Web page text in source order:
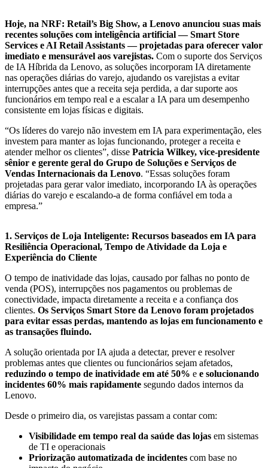
Hoje, na NRF: Retail’s Big Show, a Lenovo anunciou suas mais
recentes soluções com inteligência artificial — Smart Store
Services e AI Retail Assistants — projetadas para oferecer valor
imediato e mensurável aos varejistas. Com o suporte dos Serviços
de IA Híbrida da Lenovo, as soluções incorporam IA diretamente
nas operações diárias do varejo, ajudando os varejistas a evitar
interrupções antes que a receita seja perdida, a dar suporte aos
funcionários em tempo real e a escalar a IA para um desempenho
consistente em lojas físicas e digitais.
“Os líderes do varejo não investem em IA para experimentação, eles
investem para manter as lojas funcionando, proteger a receita e
atender melhor os clientes”, disse Patricia Wilkey, vice-presidente
sênior e gerente geral do Grupo de Soluções e Serviços de
Vendas Internacionais da Lenovo. “Essas soluções foram
projetadas para gerar valor imediato, incorporando IA às operações
diárias do varejo e escalando-a de forma confiável em toda a
empresa.”
1. Serviços de Loja Inteligente: Recursos baseados em IA para
Resiliência Operacional, Tempo de Atividade da Loja e
Experiência do Cliente
O tempo de inatividade das lojas, causado por falhas no ponto de
venda (POS), interrupções nos pagamentos ou problemas de
conectividade, impacta diretamente a receita e a confiança dos
clientes. Os Serviços Smart Store da Lenovo foram projetados
para evitar essas perdas, mantendo as lojas em funcionamento e
as transações fluindo.
A solução orientada por IA ajuda a detectar, prever e resolver
problemas antes que clientes ou funcionários sejam afetados,
reduzindo o tempo de inatividade em até 50% e e solucionando
incidentes 60% mais rapidamente segundo dados internos da
Lenovo.
Desde o primeiro dia, os varejistas passam a contar com:
Visibilidade em tempo real da saúde das lojas em sistemas
de TI e operacionais
Priorização automatizada de incidentes com base no